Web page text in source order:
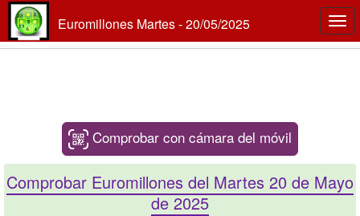
Euromillones Martes - 20/05/2025
Comprobar con cámara del móvil
Comprobar Euromillones del Martes 20 de Mayo
de 2025